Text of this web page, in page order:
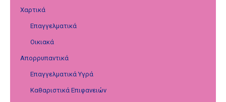
Χαρτικά
Επαγγελματικά
Οικιακά
Απορρυπαντικά
Επαγγελματικά Υγρά
Καθαριστικά Επιφανειών